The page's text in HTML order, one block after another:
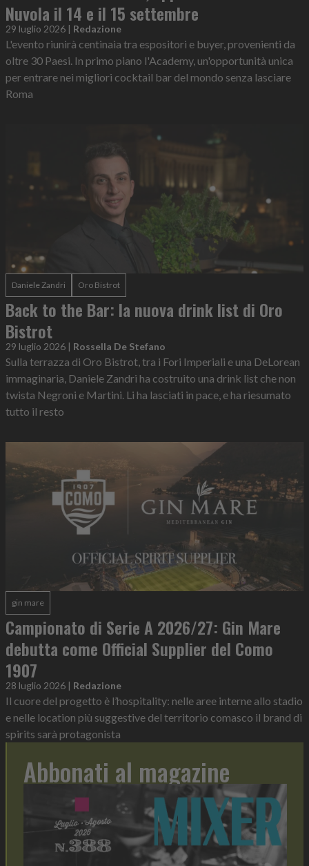
Nuvola il 14 e il 15 settembre
29 luglio 2026 | Redazione
L'evento riunirà centinaia tra espositori e buyer, provenienti da
oltre 30 Paesi. In primo piano l'Academy, un'opportunità unica
per entrare nei migliori cocktail bar del mondo senza lasciare
Roma
Daniele Zandri Oro Bistrot
Back to the Bar: la nuova drink list di Oro
Bistrot
29 luglio 2026 | Rossella De Stefano
Sulla terrazza di Oro Bistrot, tra i Fori Imperiali e una DeLorean
immaginaria, Daniele Zandri ha costruito una drink list che non
twista Negroni e Martini. Li ha lasciati in pace, e ha riesumato
tutto il resto
gin mare
Campionato di Serie A 2026/27: Gin Mare
debutta come Official Supplier del Como
1907
28 luglio 2026 | Redazione
Il cuore del progetto è l’hospitality: nelle aree interne allo stadio
e nelle location più suggestive del territorio comasco il brand di
spirits sarà protagonista
Abbonati al magazine